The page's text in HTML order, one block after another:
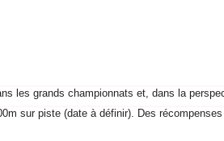
les grands championnats et, dans la
sur piste (date à définir). Des